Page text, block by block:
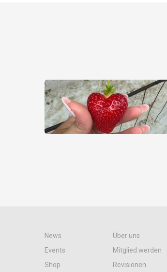
News
Über uns
Events
Mitglied werden
Shop
Revisionen